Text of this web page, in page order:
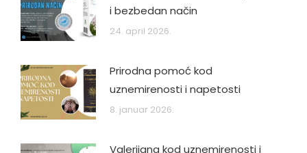
i bezbedan način
24. april 2026.
Prirodna pomoć kod
uznemirenosti i napetosti
8. januar 2026.
Valerijana kod uznemirenosti i